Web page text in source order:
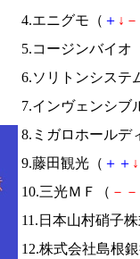
4.エニグモ（ ＋ ↓ －
5.コージンバイオ
6.ソリトンシステ
7.インヴェンシブ
8.ミガロホールデ
9.藤田観光（ ＋ ＋ ↓
10.三光ＭＦ（ － －
11.日本山村硝子
12.株式会社島根